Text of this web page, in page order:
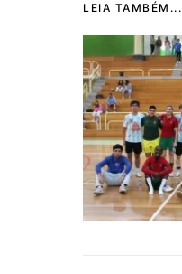
LEIA TAMBÉM...